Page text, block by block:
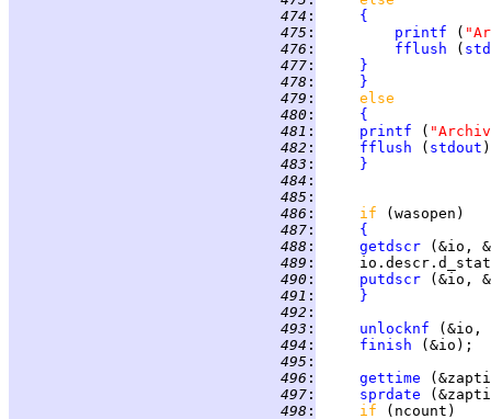
474 :
{
475 : printf (
476 : fflush (
477 :
}
478 :
}
479 :
480 :
{
481 : printf (
482 : fflush ( stdout
483 :
}
484 :
485 :
486 : if
487 :
{
488 : getdscr
489 :
490 : putdscr
491 :
}
492 :
493 : unlocknf (&io,
494 : finish
495 :
496 :
gettime
497 :
sprdate
498 : if